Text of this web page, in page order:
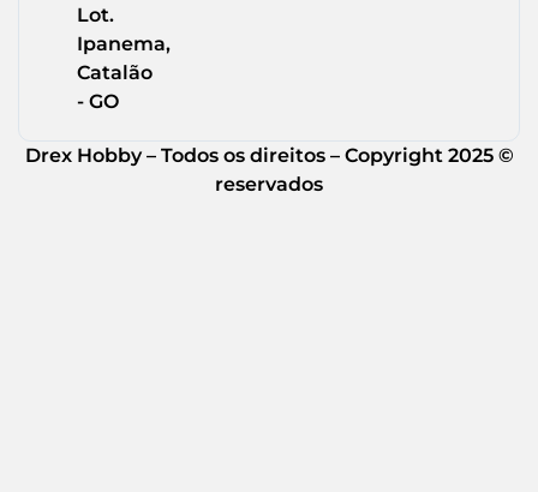
Lot.
Ipanema,
Catalão
- GO
Drex Hobby – Todos os direitos – Copyright 2025 ©
reservados